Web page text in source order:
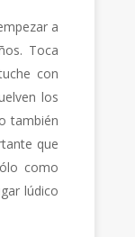
a
Toca
con
los
también
que
como
lúdico